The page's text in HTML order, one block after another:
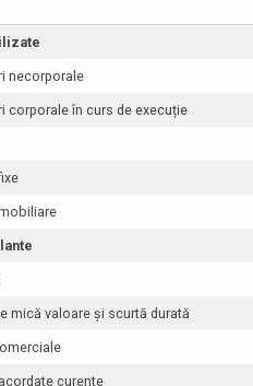
necorporale
corporale în curs de execuție
mică valoare și scurtă durată
curente